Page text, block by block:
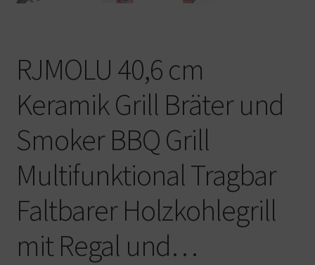
RJMOLU 40,6 cm
Keramik Grill Bräter und
Smoker BBQ Grill
Multifunktional Tragbar
Faltbarer Holzkohlegrill
mit Regal und…